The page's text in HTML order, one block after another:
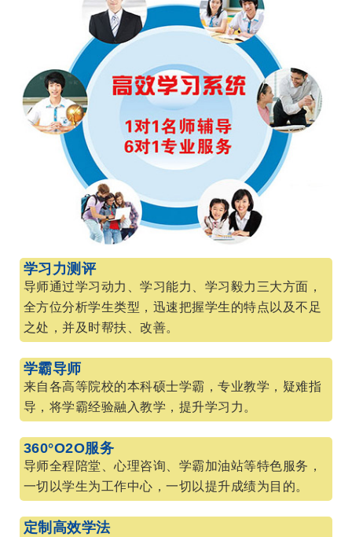
学习力测评
导师通过学习动力、学习能力、学习毅力三大方面，
全方位分析学生类型，迅速把握学生的特点以及不足
之处，并及时帮扶、改善。
学霸导师
来自各高等院校的本科硕士学霸，专业教学，疑难指
导，将学霸经验融入教学，提升学习力。
360°O2O服务
导师全程陪堂、心理咨询、学霸加油站等特色服务，
一切以学生为工作中心，一切以提升成绩为目的。
定制高效学法